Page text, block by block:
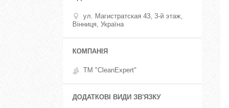
ул. Магистратская 43, 3-й этаж,
Вінниця, Україна
ТМ "CleanExpert"